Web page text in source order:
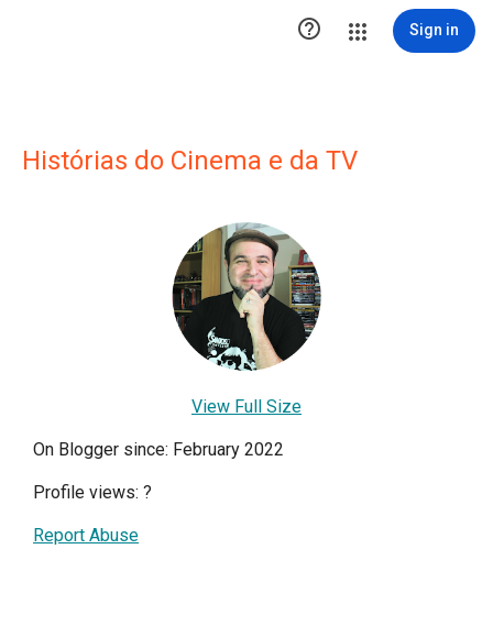
 Sign in
Histórias do Cinema e da TV
View Full Size
On Blogger since: February 2022
Profile views: ?
Report Abuse